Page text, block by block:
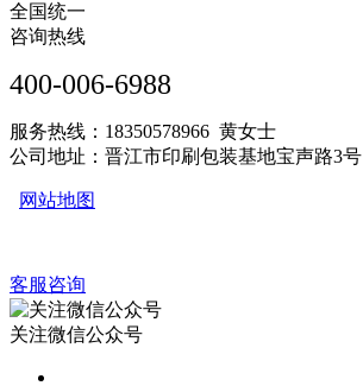
全国统一
咨询热线
400-006-6988
服务热线：18350578966 黄女士
公司地址：晋江市印刷包装基地宝声路3号
网站地图
客服咨询
关注微信公众号